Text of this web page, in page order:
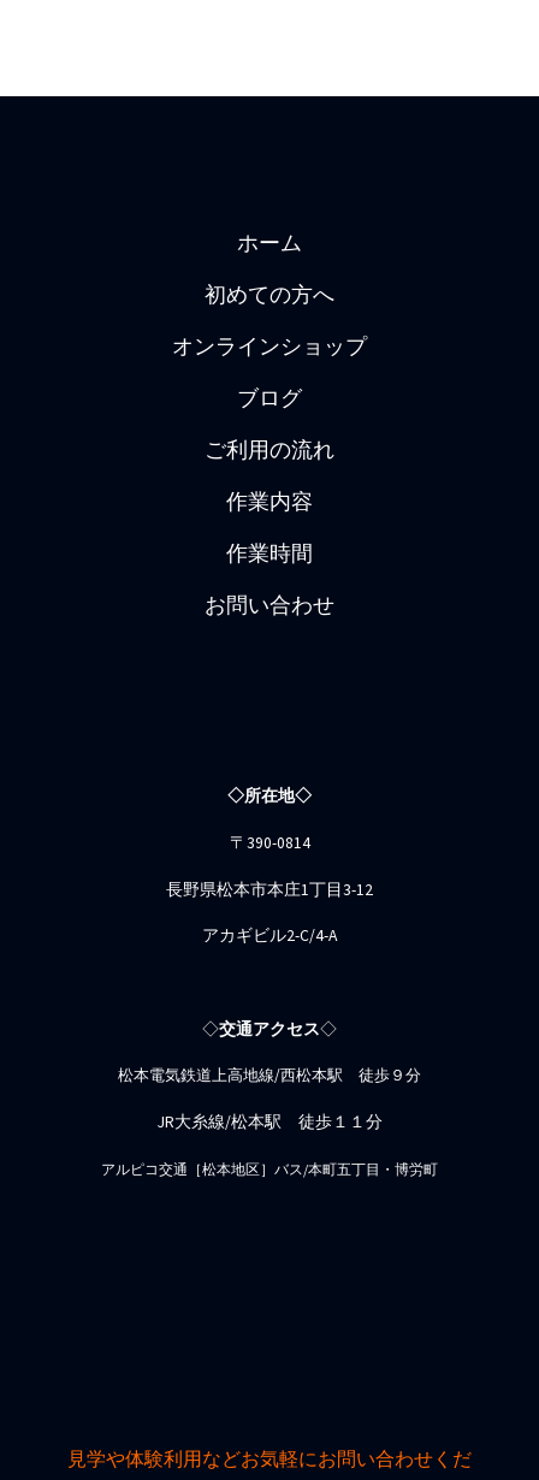
ホーム
初めての方へ
オンラインショップ
ブログ
ご利用の流れ
作業内容
作業時間
お問い合わせ
◇所在地◇
〒390-0814
長野県松本市本庄1丁目3-12
アカギビル2-C/4-A
◇交通アクセス◇
松本電気鉄道上高地線/西松本駅 徒歩９分
JR大糸線/松本駅 徒歩１１分
アルピコ交通［松本地区］バス/本町五丁目・博労町
見学や体験利用などお気軽にお問い合わせくだ